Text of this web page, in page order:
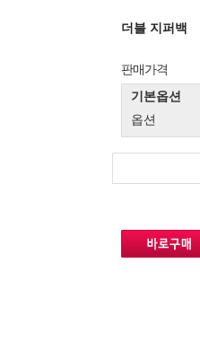
더블 지퍼백
판매가격
기본옵션
옵션